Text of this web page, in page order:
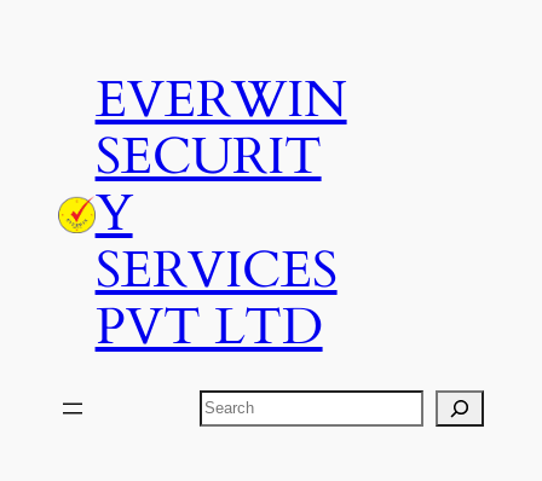
EVERWIN
SECURIT
Y
SERVICES
PVT LTD
Search